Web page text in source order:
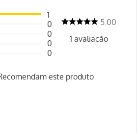
1
0
0
0
0
5.00
1 avaliação
este produto